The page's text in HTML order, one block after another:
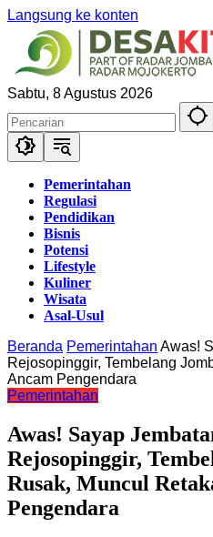
Langsung ke konten
Sabtu, 8 Agustus 2026
Pemerintahan
Regulasi
Pendidikan
Bisnis
Potensi
Lifestyle
Kuliner
Wisata
Asal-Usul
Beranda Pemerintahan Awas!
Rejosopinggir, Tembelang
Ancam Pengendara
Pemerintahan
Awas! Sayap
Rejosopinggir,
Rusak, Muncul
Pengendara